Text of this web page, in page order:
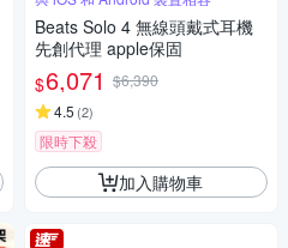
Beats Solo 4 無線頭戴式耳機
先創代理 apple保固
$6,071 $6,390
4.5 (2)
限時下殺
加入購物車